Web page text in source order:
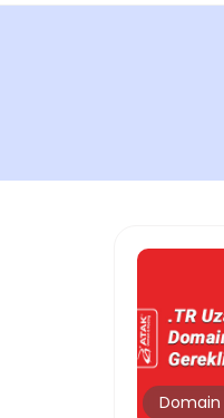
Domain